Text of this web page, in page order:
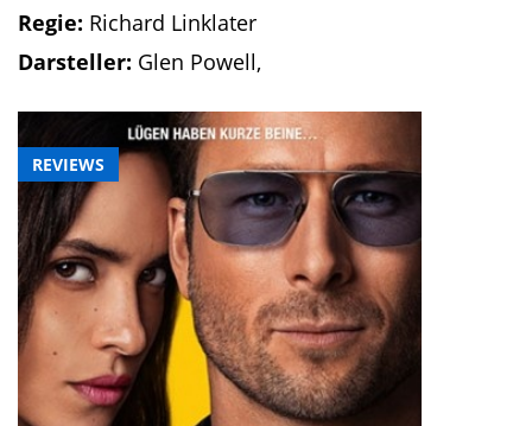
REVIEWS
Regie: Richard Linklater
Darsteller: Glen Powell,